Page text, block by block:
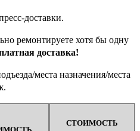
доставки.
ремонтируете хотя бы одну
доставка!
места назначения/места
СТОИМОСТЬ